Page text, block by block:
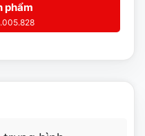
động ăn mòn của môi
có đặc tính
nứt vỡ, chịu được lực va
phẩm